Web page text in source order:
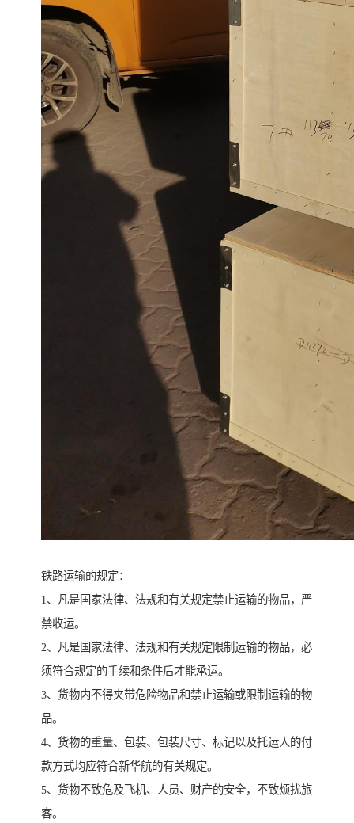
铁路运输的规定：
1、凡是国家法律、法规和有关规定禁止运输的物品，严
禁收运。
2、凡是国家法律、法规和有关规定限制运输的物品，必
须符合规定的手续和条件后才能承运。
3、货物内不得夹带危险物品和禁止运输或限制运输的物
品。
4、货物的重量、包装、包装尺寸、标记以及托运人的付
款方式均应符合新华航的有关规定。
5、货物不致危及飞机、人员、财产的安全，不致烦扰旅
客。